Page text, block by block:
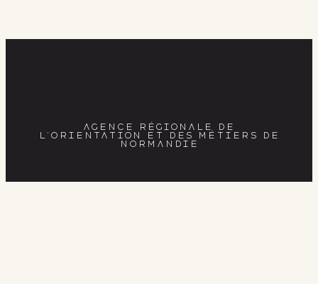
AGENCE RÉGIONALE DE
L’ORIENTATION ET DES MÉTIERS DE
NORMANDIE